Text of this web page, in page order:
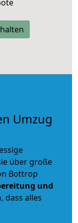
Umzug
über große
Bottrop
und
dass alles